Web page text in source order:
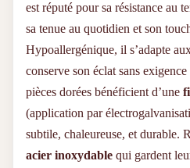
est réputé pour sa résistance au
sa tenue au quotidien et son
Hypoallergénique, il s’adapte
conserve son éclat sans
pièces dorées bénéficient d’une
(application par
subtile, chaleureuse, et durable.
acier inoxydable qui gardent